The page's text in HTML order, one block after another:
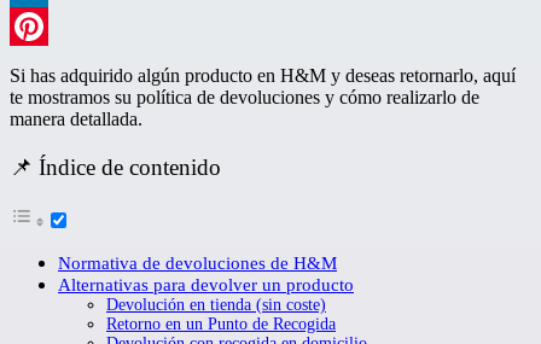
LinkedIn
Pinterest
Si has adquirido algún producto en H&M y deseas retornarlo, aquí
te mostramos su política de devoluciones y cómo realizarlo de
manera detallada.
📌 Índice de contenido
Normativa de devoluciones de H&M
Alternativas para devolver un producto
Devolución en tienda (sin coste)
Retorno en un Punto de Recogida